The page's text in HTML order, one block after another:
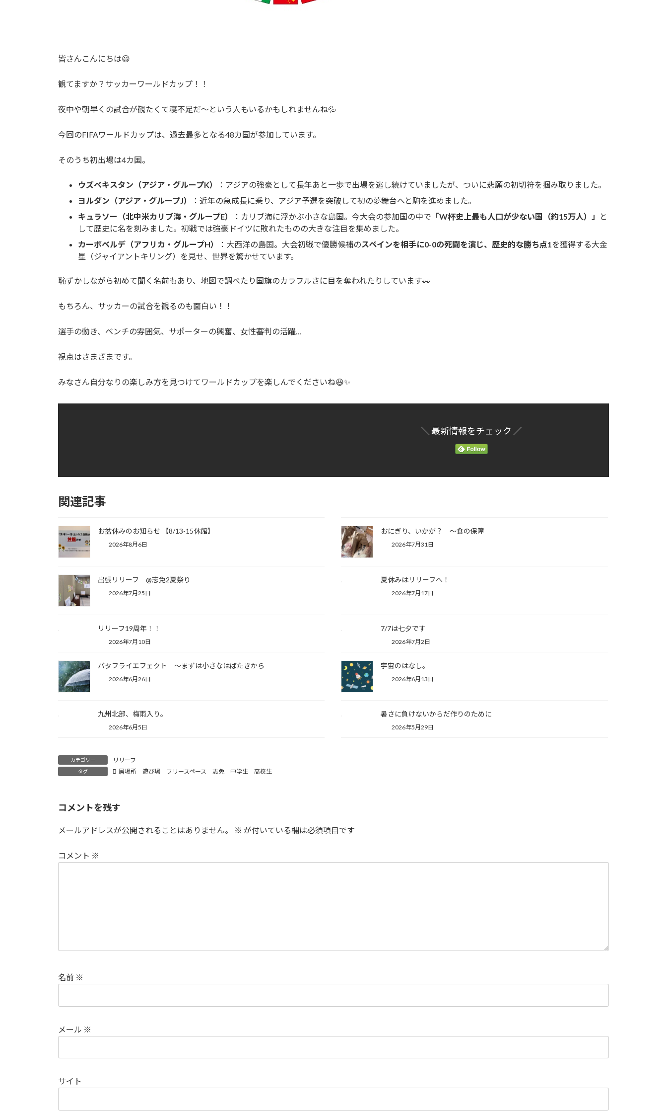
皆さんこんにちは😃
観てますか？サッカーワールドカップ！！
夜中や朝早くの試合が観たくて寝不足だ〜という人もいるかもしれませんね💦
今回のFIFAワールドカップは、過去最多となる48カ国が参加しています。
そのうち初出場は4カ国。
ウズベキスタン（アジア・グループK）
：アジアの強豪として長年あと一歩で出場を逃し続けていましたが、ついに悲願の初切符を掴み取りました。
ヨルダン（アジア・グループJ）
：近年の急成長に乗り、アジア予選を突破して初の夢舞台へと駒を進めました。
キュラソー（北中米カリブ海・グループE）
：カリブ海に浮かぶ小さな島国。今大会の参加国の中で 「W杯史上最も人口が少ない国（約15万人）」
と
して歴史に名を刻みました。初戦では強豪ドイツに敗れたものの大きな注目を集めました。
カーボベルデ（アフリカ・グループH）
：大西洋の島国。大会初戦で優勝候補のスペインを相手に0-0の死闘を演じ、歴史的な勝ち点1を獲得する大金
星（ジャイアントキリング）を見せ、世界を驚かせています。
恥ずかしながら初めて聞く名前もあり、地図で調べたり国旗のカラフルさに目を奪われたりしています👀
もちろん、サッカーの試合を観るのも面白い！！
選手の動き、ベンチの雰囲気、サポーターの興奮、女性審判の活躍…
視点はさまざまです。
みなさん自分なりの楽しみ方を見つけてワールドカップを楽しんでくださいね😆✨
＼ 最新情報をチェック ／
関連記事
お盆休みのお知らせ 【8/13-15休館】
2026年8月6日
おにぎり、いかが？ 〜食の保障
2026年7月31日
出張リリーフ @志免2夏祭り
2026年7月25日
夏休みはリリーフへ！
2026年7月17日
リリーフ19周年！！
2026年7月10日
7/7は七夕です
2026年7月2日
バタフライエフェクト 〜まずは小さなはばたきから
2026年6月26日
宇宙のはなし。
2026年6月13日
九州北部、梅雨入り。
2026年6月5日
暑さに負けないからだ作りのために
2026年5月29日
カテゴリー リリーフ
タグ 居場所 遊び場 フリースペース 志免 中学生 高校生
コメントを残す
メールアドレスが公開されることはありません。 ※ が付いている欄は必須項目です
コメント ※
名前 ※
メール ※
サイト